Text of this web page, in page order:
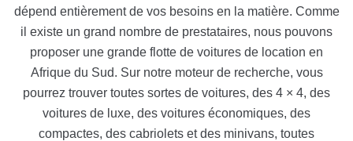
dépend entièrement de vos besoins en la matière. Comme
il existe un grand nombre de prestataires, nous pouvons
proposer une grande flotte de voitures de location en
Afrique du Sud. Sur notre moteur de recherche, vous
pourrez trouver toutes sortes de voitures, des 4 × 4, des
voitures de luxe, des voitures économiques, des
compactes, des cabriolets et des minivans, toutes